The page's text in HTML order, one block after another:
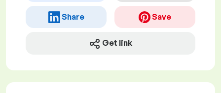
Share Save
Get link